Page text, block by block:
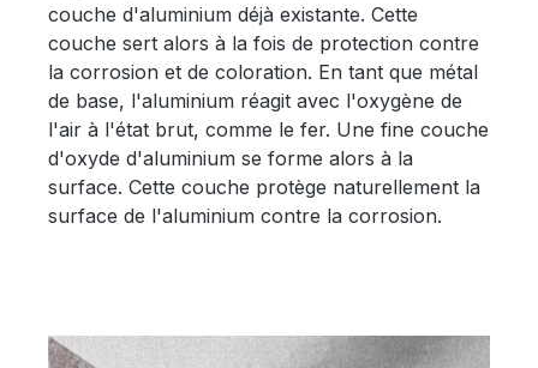
couche d'aluminium déjà existante. Cette
couche sert alors à la fois de protection contre
la corrosion et de coloration. En tant que métal
de base, l'aluminium réagit avec l'oxygène de
l'air à l'état brut, comme le fer. Une fine couche
d'oxyde d'aluminium se forme alors à la
surface. Cette couche protège naturellement la
surface de l'aluminium contre la corrosion.